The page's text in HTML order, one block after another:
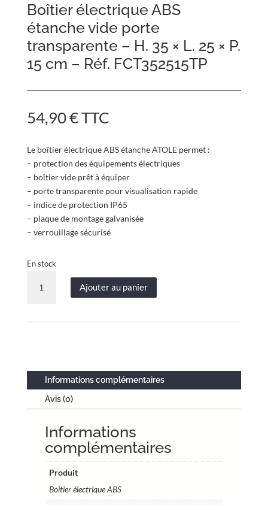
Boîtier électrique ABS
étanche vide porte
transparente – H. 35 × L. 25 × P.
15 cm – Réf. FCT352515TP
54,90€TTC
Le boîtier électrique ABS étanche ATOLE permet :
– protection des équipements électriques
– boîtier vide prêt à équiper
– porte transparente pour visualisation rapide
– indice de protection IP65
– plaque de montage galvanisée
– verrouillage sécurisé
En stock
porte
transparente
Ajouter au panier
Informations complémentaires
Avis (0)
Informations
complémentaires
Produit
Boitier électrique ABS